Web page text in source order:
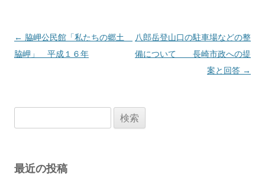
投
稿
ン
← 脇岬公民館「私たちの郷土
脇岬」 平成１６年
八郎岳登山口の駐車場などの整
備について 長崎市政への提
案と回答 →
索:
最近の投稿